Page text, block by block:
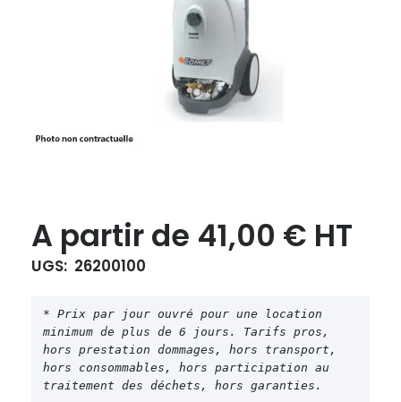
A partir de Le
prix
était :
41,00 €.
41,00 € Le
est :
41,00
HT
UGS: 26200100
* Prix par jour ouvré pour une location
minimum de plus de 6 jours. Tarifs pros,
hors prestation dommages, hors transport,
hors consommables, hors participation au
traitement des déchets, hors garanties.